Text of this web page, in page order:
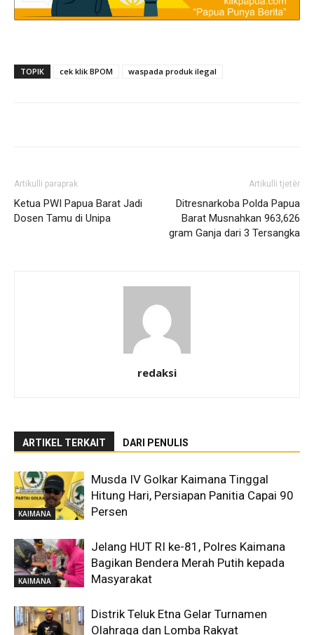
TOPIK cek klik BPOM waspada produk ilegal
Artikulli paraprak
Ketua PWI Papua Barat Jadi
Dosen Tamu di Unipa
Artikulli tjetër
Ditresnarkoba Polda Papua
Barat Musnahkan 963,626
gram Ganja dari 3 Tersangka
redaksi
ARTIKEL TERKAIT DARI PENULIS
KAIMANA
Musda IV Golkar Kaimana Tinggal
Hitung Hari, Persiapan Panitia Capai 90
Persen
KAIMANA
Jelang HUT RI ke-81, Polres Kaimana
Bagikan Bendera Merah Putih kepada
Masyarakat
Distrik Teluk Etna Gelar Turnamen
Olahraga dan Lomba Rakyat